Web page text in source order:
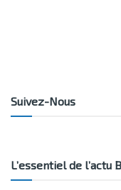
Suivez-Nous
L’essentiel de